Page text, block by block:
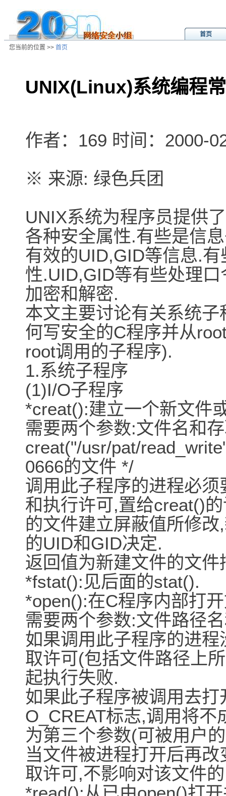
首页
您当前的位置 >> 首页
UNIX(Linux)系统编程
作者：169 时间：2000-
※ 来源: 绿色兵团
UNIX系统为程序员提供
各种安全属性.有些是信
有效的UID,GID等信息.
性.UID,GID等有些处理
加密和解密.
本文主要讨论有关系统
何写安全的C程序并从
root调用的子程序).
1.系统子程序
(1)I/O子程序
*creat():建立一个新文件
需要两个参数:文件名和
creat("/usr/pat/
0666的文件 */
调用此子程序的进程必
和执行许可,置给creat()
的文件建立屏蔽值所修
的UID和GID决定.
返回值为新建文件的文件
*fstat():见后面的stat().
*open():在C程序内部打
需要两个参数:文件路径
如果调用此子程序的进
取许可(包括文件路径上
起执行失败.
如果此子程序被调用去
O_CREAT标志,调用将
为第三个参数(可被用户
当文件被进程打开后再
取许可,不影响对该文件